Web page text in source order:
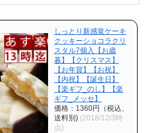
しっとり新感覚ケーキ
クッキーショコラクリ
スタル7個入【お歳
暮】【クリスマス】
【お年賀】【お祝】
【内祝】【誕生日】
【楽ギフ_のし】【楽
ギフ_メッセ】
価格：1360円（税込、
送料別) (2018/12/3時
点)